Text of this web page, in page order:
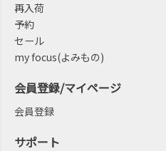
再入荷
予約
セール
my focus(よみもの)
会員登録/マイページ
会員登録
サポート